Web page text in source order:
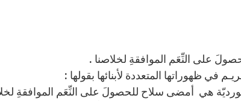
على النِّعَم الموافقةِ لخلاصنا .
في ظهوراتها المتعددة لأبنائها بقولها :
هي أمضى سلاح للحصولَ على النِّعَم الموافقةِ